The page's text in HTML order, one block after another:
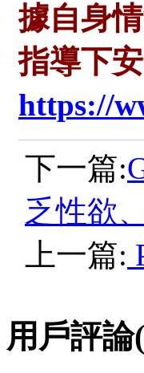
據自身
指導下
https://
下一篇:
乏性欲
上一篇:
用戶評論